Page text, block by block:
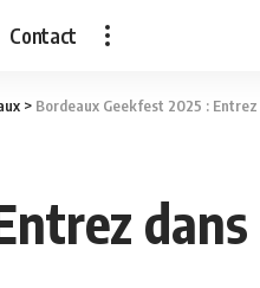
Contact
> Bordeaux Geekfest 2025 :